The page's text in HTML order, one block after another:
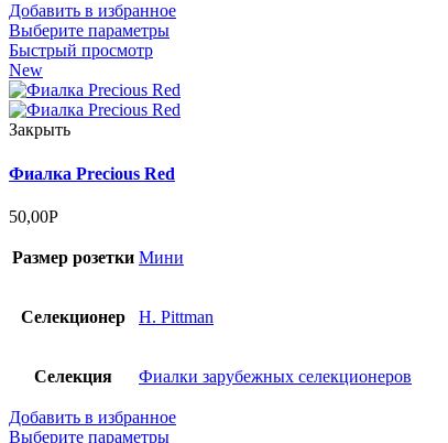
Добавить в избранное
Выберите параметры
Быстрый просмотр
New
Закрыть
Фиалка Precious Red
50,00Р
Размер розетки Мини
Селекционер H. Pittman
Селекция Фиалки зарубежных селекционеров
Добавить в избранное
Выберите параметры